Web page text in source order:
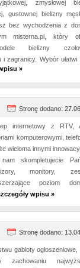
zmysłowej
gustownej bielizny
bez wychodzenia z
misterna.pl, który
bielizny
zagranicy. Wybór ułatwi
»
Stronę dodano:
internetowy z RTV,
komputerowymi,
wieloma innymi
skompletujecie
monitory,
poziom
wpisu »
Stronę dodano:
gabloty ogłoszeniowe,
zachowaniu